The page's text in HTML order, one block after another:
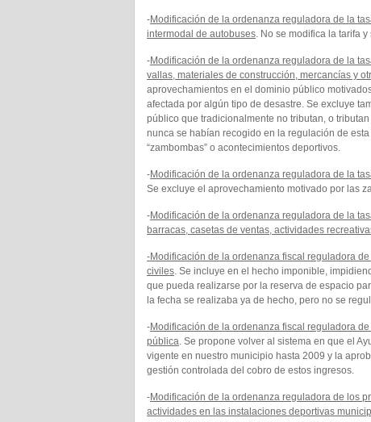
-Modificación de la ordenanza reguladora de la
intermodal de autobuses. No se modifica la tarifa
-Modificación de la ordenanza reguladora de la
vallas, materiales de construcción, mercancías y
aprovechamientos en el dominio público
afectada por algún tipo de desastre. Se excluye
público que tradicionalmente no tributan, o
nunca se habían recogido en la regulación de
“zambombas” o acontecimientos deportivos.
-Modificación de la ordenanza reguladora de la
Se excluye el aprovechamiento motivado por las
-Modificación de la ordenanza reguladora de la
barracas, casetas de ventas, actividades
-Modificación de la ordenanza fiscal reguladora
civiles. Se incluye en el hecho imponible,
que pueda realizarse por la reserva de espacio
la fecha se realizaba ya de hecho, pero no se
-Modificación de la ordenanza fiscal reguladora
pública. Se propone volver al sistema en que el
vigente en nuestro municipio hasta 2009 y la
gestión controlada del cobro de estos ingresos.
-Modificación de la ordenanza reguladora de los
actividades en las instalaciones deportivas